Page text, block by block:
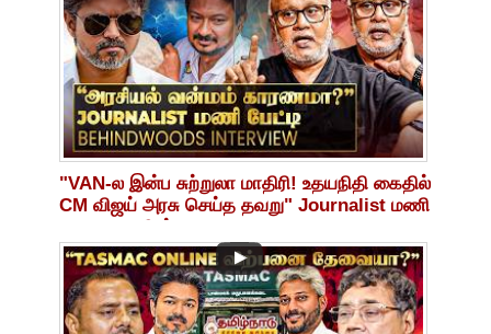
"VAN-ல இன்ப சுற்றுலா மாதிரி! உதயநிதி கைதில்
CM விஜய் அரசு செய்த தவறு" Journalist மணி
Breaking பேட்டி